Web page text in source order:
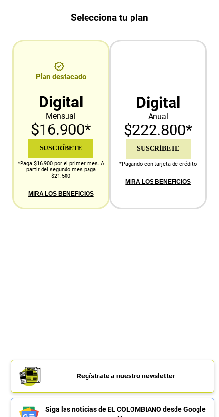
Selecciona tu plan
Plan destacado
Digital
Mensual
$16.900*
SUSCRÍBETE
*Paga $16.900 por el primer mes. A
partir del segundo mes paga
$21.500
MIRA LOS BENEFICIOS
Digital
Anual
$222.800*
SUSCRÍBETE
*Pagando con tarjeta de crédito
MIRA LOS BENEFICIOS
Regístrate a nuestro newsletter
Siga las noticias de EL COLOMBIANO desde Google